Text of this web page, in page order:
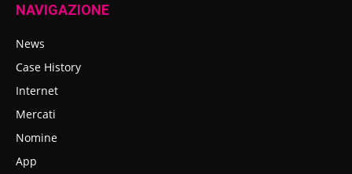
NAVIGAZIONE
News
Case History
Internet
Mercati
Nomine
App